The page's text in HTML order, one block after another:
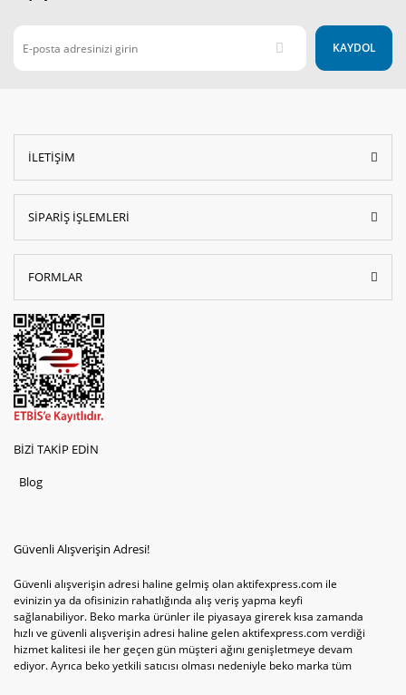
KAYDOL
İLETİŞİM
SİPARİŞ İŞLEMLERİ
FORMLAR
BİZİ TAKİP EDİN
Blog
Güvenli Alışverişin Adresi!
Güvenli alışverişin adresi haline gelmiş olan aktifexpress.com ile
evinizin ya da ofisinizin rahatlığında alış veriş yapma keyfi
sağlanabiliyor. Beko marka ürünler ile piyasaya girerek kısa zamanda
hızlı ve güvenli alışverişin adresi haline gelen aktifexpress.com verdiği
hizmet kalitesi ile her geçen gün müşteri ağını genişletmeye devam
ediyor. Ayrıca beko yetkili satıcısı olması nedeniyle beko marka tüm